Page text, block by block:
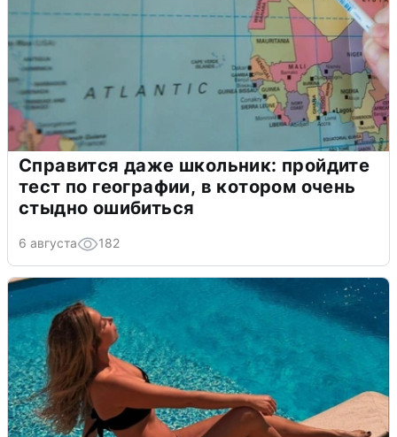
Справится даже школьник: пройдите
тест по географии, в котором очень
стыдно ошибиться
6 августа 182